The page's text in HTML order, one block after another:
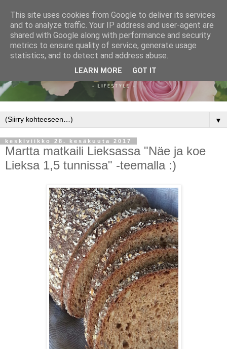
▼
keskiviikko 28. kesäkuuta 2017
Martta matkaili Lieksassa "Näe ja koe
Lieksa 1,5 tunnissa" -teemalla :)
This site uses cookies from Google to deliver its services
and to analyze traffic. Your IP address and user-agent are
shared with Google along with performance and security
metrics to ensure quality of service, generate usage
statistics, and to detect and address abuse.
LEARN MORE GOT IT